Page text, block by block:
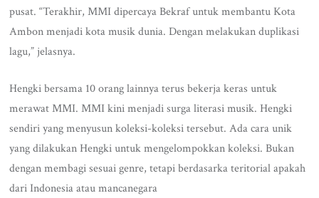
pusat. “Terakhir, MMI dipercaya Bekraf untuk membantu Kota
Ambon menjadi kota musik dunia. Dengan melakukan duplikasi
lagu,” jelasnya.
Hengki bersama 10 orang lainnya terus bekerja keras untuk
merawat MMI. MMI kini menjadi surga literasi musik. Hengki
sendiri yang menyusun koleksi-koleksi tersebut. Ada cara unik
yang dilakukan Hengki untuk mengelompokkan koleksi. Bukan
dengan membagi sesuai genre, tetapi berdasarka teritorial apakah
dari Indonesia atau mancanegara